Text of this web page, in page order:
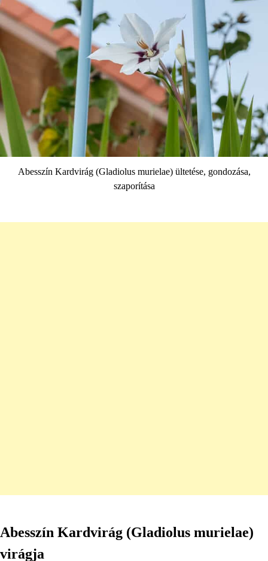
Abesszín Kardvirág (Gladiolus murielae) ültetése, gondozása,
szaporítása
Abesszín Kardvirág (Gladiolus murielae)
virágja